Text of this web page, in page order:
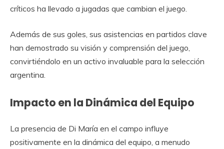
críticos ha llevado a jugadas que cambian el juego.
Además de sus goles, sus asistencias en partidos clave
han demostrado su visión y comprensión del juego,
convirtiéndolo en un activo invaluable para la selección
argentina.
Impacto en la Dinámica del Equipo
La presencia de Di María en el campo influye
positivamente en la dinámica del equipo, a menudo